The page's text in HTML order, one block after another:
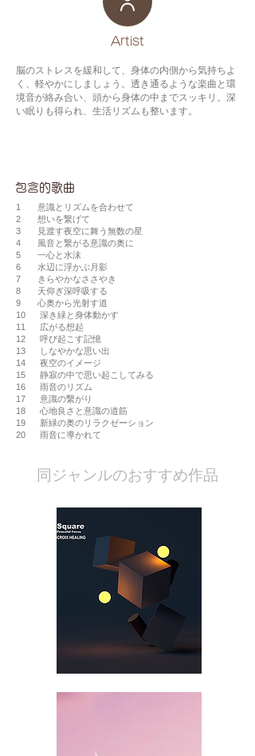
​Artist
脳のストレスを緩和して、身体の内側から気持ちよ
く、軽やかにしましょう。透き通るような楽曲と環
境音が絡み合い、頭から身体の中までスッキリ。深
い眠りも得られ、生活リズムも整います。
包含的歌曲
1 意識とリズムを合わせて
2 想いを繋げて
3 見渡す夜空に舞う無数の星
4 風音と繋がる意識の奥に
5 一心と水沫
6 水辺に浮かぶ月影
7 きらやかなささやき
8 天仰ぎ深呼吸する
9 心奥から光射す道
10 深き緑と身体動かす
11 広がる想起
12 呼び起こす記憶
13 しなやかな思い出
14 夜空のイメージ
15 静寂の中で思い起こしてみる
16 雨音のリズム
17 意識の繋がり
18 心地良さと意識の道筋
19 新緑の奥のリラクゼーション
20 雨音に導かれて
​同ジャンルのおすすめ作品